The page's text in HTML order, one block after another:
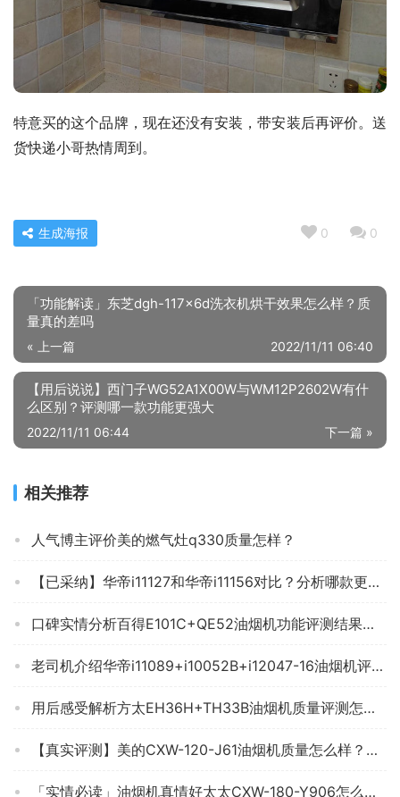
特意买的这个品牌，现在还没有安装，带安装后再评价。送
货快递小哥热情周到。
0 0
生成海报
「功能解读」东芝dgh-117x6d洗衣机烘干效果怎么样？质
量真的差吗
« 上一篇 2022/11/11 06:40
【用后说说】西门子WG52A1X00W与WM12P2602W有什
么区别？评测哪一款功能更强大
下一篇 »
2022/11/11 06:44
相关推荐
人气博主评价美的燃气灶q330质量怎样？
【已采纳】华帝i11127和华帝i11156对比？分析哪款更适合你
口碑实情分析百得E101C+QE52油烟机功能评测结果，看看买家怎么样评价的
老司机介绍华帝i11089+i10052B+i12047-16油烟机评测报告怎么样？质量不靠谱？
用后感受解析方太EH36H+TH33B油烟机质量评测怎么样好不好用？
【真实评测】美的CXW-120-J61油烟机质量怎么样？买家这样说你还敢买吗？
「实情必读」油烟机真情好太太CXW-180-Y906怎么样评测质量值得买吗？